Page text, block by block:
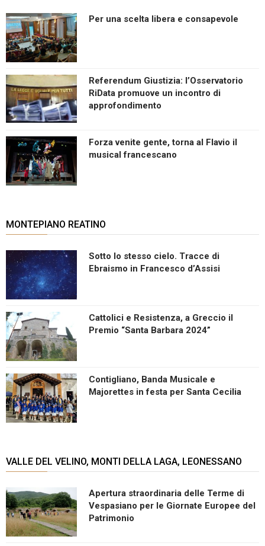
Per una scelta libera e consapevole
Referendum Giustizia: l’Osservatorio
RiData promuove un incontro di
approfondimento
Forza venite gente, torna al Flavio il
musical francescano
MONTEPIANO REATINO
Sotto lo stesso cielo. Tracce di
Ebraismo in Francesco d’Assisi
Cattolici e Resistenza, a Greccio il
Premio “Santa Barbara 2024”
Contigliano, Banda Musicale e
Majorettes in festa per Santa Cecilia
VALLE DEL VELINO, MONTI DELLA LAGA, LEONESSANO
Apertura straordinaria delle Terme di
Vespasiano per le Giornate Europee del
Patrimonio